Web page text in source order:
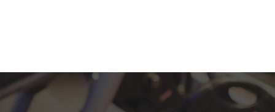
& CERTIFICARE